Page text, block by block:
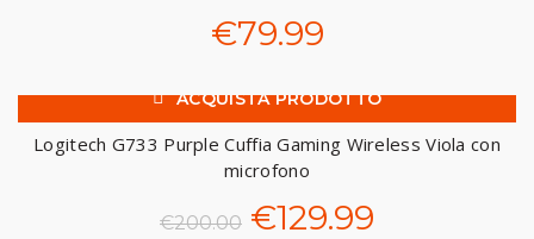
era:
€79.99
-35%
ACQUISTA PRODOTTO
Logitech G733 Purple Cuffia Gaming Wireless Viola con
microfono
€200.00 Il
€129.99